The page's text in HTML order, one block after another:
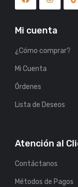
Mi cuenta
¿Cómo comprar?
Mi Cuenta
Órdenes
Lista de Deseos
Atención al
Contáctanos
Métodos de Pagos